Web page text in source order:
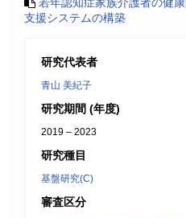
支援システムの構築
研究代表者
青山 美紀子
研究期間 (年度)
2019 – 2023
研究種目
基盤研究(C)
審査区分